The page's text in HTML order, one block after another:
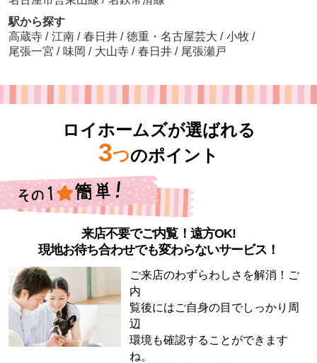
駅から探す
高蔵寺 / 江南 / 春日井 / 徳重・名古屋芸大 / 小牧 /
尾張一宮 / 味岡 / 大山寺 / 春日井 / 尾張瀬戸
ロイホームズが選ばれる
3つのポイント
来店不要でご内覧！遠方OK!
現地お待ち合わせでも変わらないサービス！
ご来店のわずらわしさを解消！ご
内
覧後にはご自身の目でしっかり周
辺
環境も確認することができます
ね。